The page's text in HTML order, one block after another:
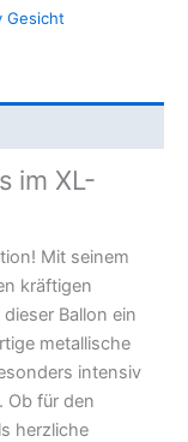
Gesicht
im XL-
Mit seinem
kräftigen
Ballon ein
metallische
intensiv
Ob für den
herzliche